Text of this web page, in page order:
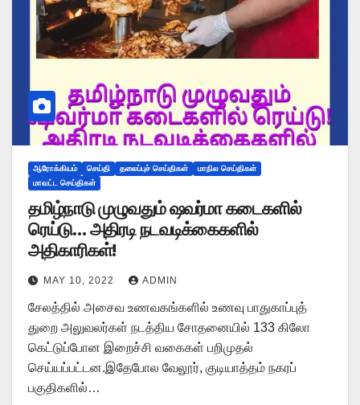
ஆரோக்கியம் செய்தி தலைப்புச் செய்திகள்
மாநில செய்திகள்
மாவட்ட செய்திகள்
தமிழ்நாடு முழுவதும் ஷவர்மா கடைகளில்
ரெய்டு… அதிரடி நடவடிக்கைகளில்
அதிகாரிகள்!
MAY 10, 2022 ADMIN
சேலத்தில் அசைவ உணவகங்களில் உணவு பாதுகாப்புத்
துறை அலுவலர்கள் நடத்திய சோதனையில் 133 கிலோ
கெட்டுப்போன இறைச்சி வகைகள் பறிமுதல்
செய்யப்பட்டன.இதேபோல வேலூர், குடியாத்தம் நகரப்
பகுதிகளில்…